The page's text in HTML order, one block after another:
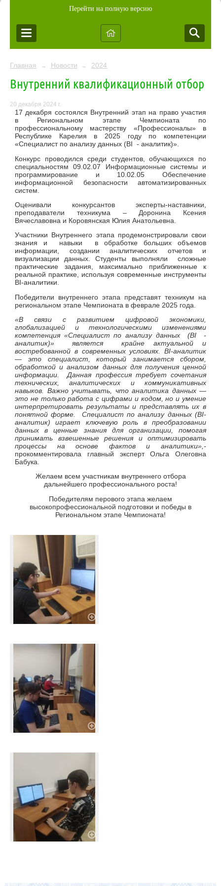
Перейти на полную версию
Главная → Новости → 2024
Внутренний квалификационный отбор
20 декабря 2024 г.
17 декабря состоялся Внутренний этап на право участия
в Региональном этапе Чемпионата по
профессиональному мастерству «Профессионалы» в
Республике Карелия в 2025 году по компетенции
«Специалист по анализу данных (BI - аналитик)».
Конкурс проводился среди студентов, обучающихся по
специальностям 09.02.07 Информационные системы и
программирование и 10.02.05 Обеспечение
информационной безопасности автоматизированных
систем.
Оценивали конкурсантов эксперты-наставники,
преподаватели техникума – Доронина Ксения
Вячеславовна и Коровянская Юлия Анатольевна.
Участники Внутреннего этапа продемонстрировали свои
знания и навыки в обработке больших объемов
информации, создании аналитических отчетов и
визуализации данных. Студенты выполняли сложные
практические задания, максимально приближенные к
реальной практике, используя современные инструменты
BI-аналитики.
Победители внутреннего этапа представят техникум на
региональном этапе Чемпионата в феврале 2025 года.
«В связи с развитием цифровой экономики,
глобализацией и технологическими изменениями
компетенция «Специалист по анализу данных (BI-
аналитик)» является крайне актуальной и
востребованной в современных условиях. BI-аналитик
— это специалист, который занимается сбором,
обработкой и анализом данных для получения ценной
информации. Данная профессия требует сочетания
технических, аналитических и коммуникативных
навыков. Важно учитывать, что аналитика данных —
это не только работа с цифрами и кодом, но и умение
интерпретировать результаты и представлять их в
понятной форме.
Специалист по анализу данных (BI-
аналитик) играет ключевую роль в преобразовании
данных в ценные знания для организации, помогая
принимать взвешенные решения и оптимизировать
процессы на основе фактов и аналитики»,-
прокомментировала главный эксперт Ольга Олеговна
Бабука.
Желаем всем участникам внутреннего отбора
дальнейшего профессионального роста!
Победителям перового этапа желаем
высокопрофессиональной подготовки и победы в
Региональном этапе Чемпионата!